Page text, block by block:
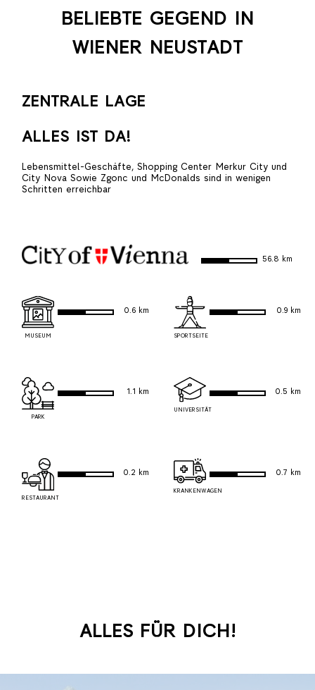
BELIEBTE GEGEND IN
WIENER NEUSTADT
ZENTRALE LAGE
ALLES IST DA!
Lebensmittel-Geschäfte, Shopping Center Merkur City und
City Nova Sowie Zgonc und McDonalds sind in wenigen
Schritten erreichbar
56.8 km
MUSEUM
0.6 km
SPORTSEITE
0.9 km
PARK
1.1 km
UNIVERSITÄT
0.5 km
RESTAURANT
0.2 km
KRANKENWAGEN
0.7 km
ALLES FÜR DICH!